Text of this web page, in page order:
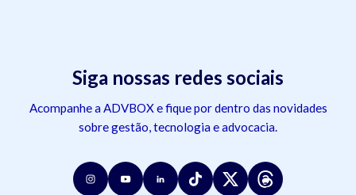
Siga nossas redes sociais
Acompanhe a ADVBOX e fique por dentro das novidades
sobre gestão, tecnologia e advocacia.